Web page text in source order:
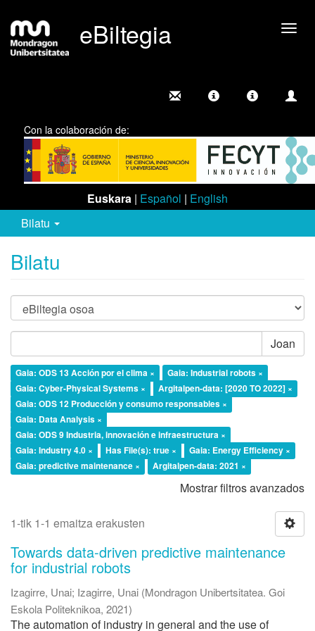
eBiltegia
Con la colaboración de:
Euskara | Español | English
Bilatu
Bilatu
Joan
Gaia: ODS 13 Acción por el clima ×
Gaia: Industrial robots ×
Gaia: Cyber-Physical Systems ×
Argitalpen-data: [2020 TO 2022] ×
Gaia: ODS 12 Producción y consumo responsables ×
Gaia: Data Analysis ×
Gaia: ODS 9 Industria, innovación e infraestructura ×
Gaia: Industry 4.0 ×
Has File(s): true ×
Gaia: Energy Efficiency ×
Gaia: predictive maintenance ×
Argitalpen-data: 2021 ×
Mostrar filtros avanzados
1-tik 1-1 emaitza erakusten
Towards data-driven predictive maintenance
for industrial robots
Izagirre, Unai; Izagirre, Unai (Mondragon Unibertsitatea. Goi
Eskola Politeknikoa, 2021)
The automation of industry in general and the use of